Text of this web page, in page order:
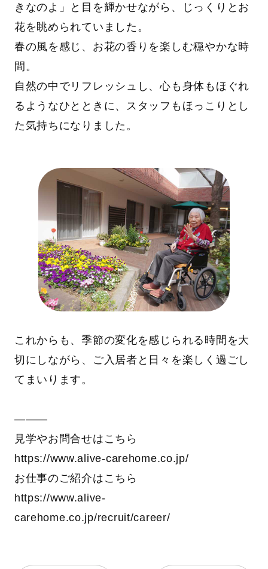
きなのよ」と目を輝かせながら、じっくりとお
花を眺められていました。
春の風を感じ、お花の香りを楽しむ穏やかな時
間。
自然の中でリフレッシュし、心も身体もほぐれ
るようなひとときに、スタッフもほっこりとし
た気持ちになりました。
これからも、季節の変化を感じられる時間を大
切にしながら、ご入居者と日々を楽しく過ごし
てまいります。
―――
見学やお問合せはこちら
https://www.alive-carehome.co.jp/
お仕事のご紹介はこちら
https://www.alive-
carehome.co.jp/recruit/career/